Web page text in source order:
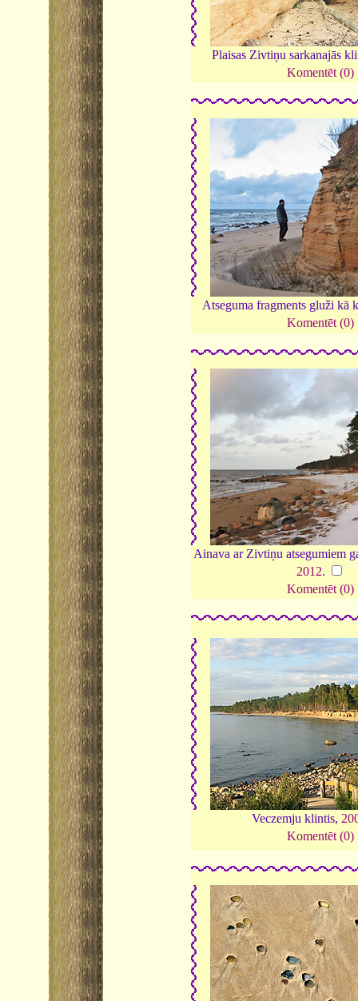
Plaisas Zivtiņu sarkanajās
Komentēt (0)
Atseguma fragments gluži kā
Komentēt (0)
Ainava ar Zivtiņu atsegumiem
2012.
Komentēt (0)
Veczemju klintis,
Komentēt (0)